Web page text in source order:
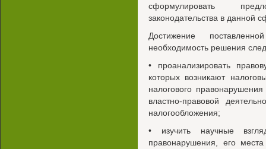
сформулировать
законодательства в данной
Достижение
необходимость решения
• проанализировать
которых возникают
налогового
властно-правовой
налогообложения;
• изучить научные
правонарушения, его